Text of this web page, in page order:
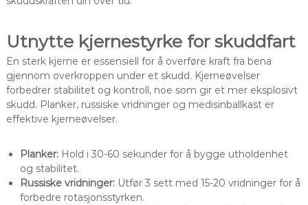
Utnytte kjernestyrke for skuddfart
En sterk kjerne er essensiell for å overføre kraft fra bena
gjennom overkroppen under et skudd. Kjerneøvelser
forbedrer stabilitet og kontroll, noe som gir et mer eksplosivt
skudd. Planker, russiske vridninger og medisinballkast er
effektive kjerneøvelser.
Planker:Hold i 30-60 sekunder for å bygge utholdenhet
og stabilitet.
Russiske vridninger:Utfør 3 sett med 15-20 vridninger for å
forbedre rotasjonsstyrken.